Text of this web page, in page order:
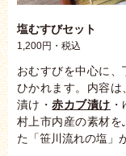
塩むすびセット
1,200円・税込
おむすびを中心に
ひかれます。内容は
漬け・赤カブ漬け
村上市内産の素材
た「笹川流れの塩」